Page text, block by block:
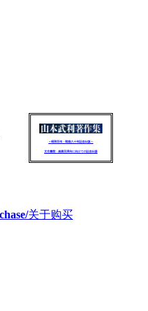
～昭和百年・戦後八十年記念出版～
文生書院：創業百周年に向けての記念出版
关于购买